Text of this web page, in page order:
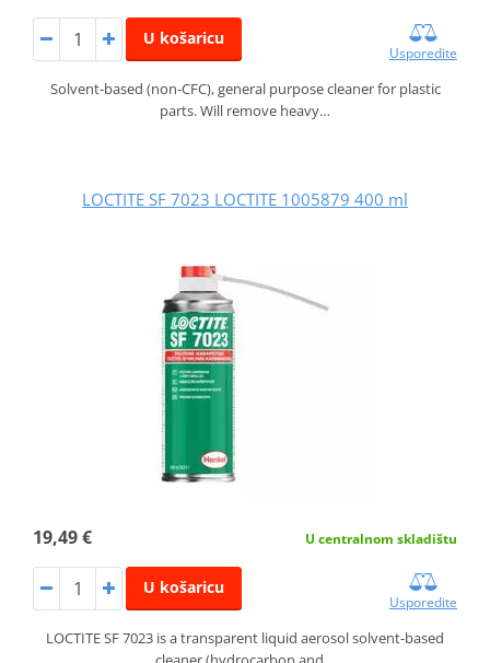
U košaricu
Usporedite
Solvent-based (non-CFC), general purpose cleaner for plastic
parts. Will remove heavy…
LOCTITE SF 7023 LOCTITE 1005879 400 ml
19,49 € U centralnom skladištu
U košaricu
Usporedite
LOCTITE SF 7023 is a transparent liquid aerosol solvent-based